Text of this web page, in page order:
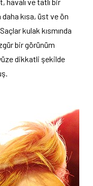
kısa, üst ve ön
kulak kısmında
bir görünüm
dikkatli şekilde